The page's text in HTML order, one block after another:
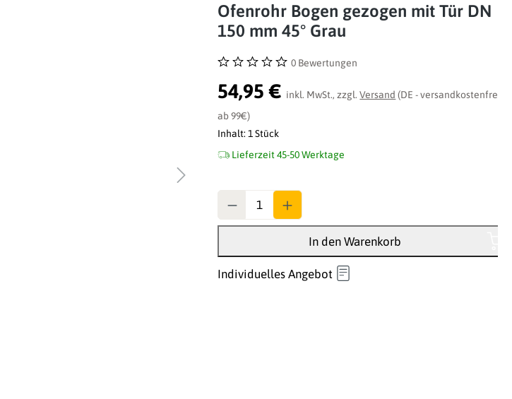
Ofenrohr Bogen gezogen mit Tür DN
150 mm 45° Grau
Durchschnittliche Bewertung von 0 von 5 Sternen
0 Bewertungen
54,95 € inkl. MwSt., zzgl.Versand (DE - versandkostenfrei
ab 99€)
Inhalt:1 Stück
Lieferzeit 45-50 Werktage
In den Warenkorb
Individuelles Angebot